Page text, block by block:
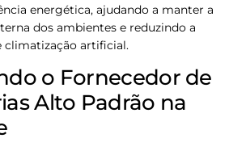
energética, ajudando a manter a
dos ambientes e reduzindo a
climatização artificial.
o Fornecedor de
Alto Padrão na